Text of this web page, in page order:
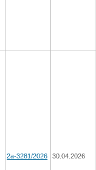
2а-3281/2026 30.04.2026